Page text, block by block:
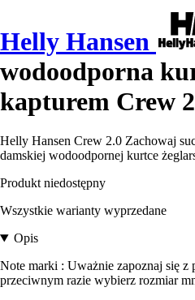
Helly Hansen
wodoodporna
kapturem Crew
Helly Hansen Crew 2.0 Zachowaj
damskiej wodoodpornej kurtce
Produkt niedostępny
Wszystkie warianty wyprzedane
Opis
Note marki : Uważnie zapoznaj się
przeciwnym razie wybierz rozmiar